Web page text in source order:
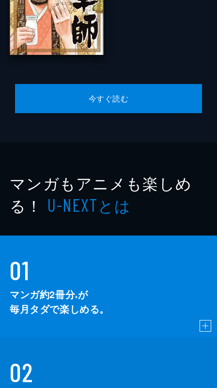
今すぐ読む
マンガもアニメも楽しめ
る！ U-NEXTとは
01
マンガ約2冊分※が
毎月タダで楽しめる。
02